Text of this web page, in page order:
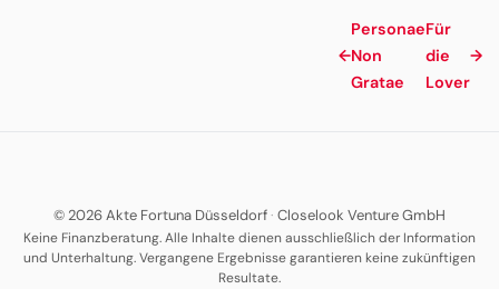
←
Personae
Non
Gratae
Für
die
Lover
→
© 2026 Akte Fortuna Düsseldorf· Closelook Venture GmbH
Keine Finanzberatung. Alle Inhalte dienen ausschließlich der Information
und Unterhaltung. Vergangene Ergebnisse garantieren keine zukünftigen
Resultate.